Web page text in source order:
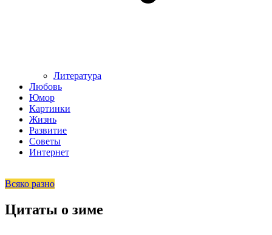
Литература
Любовь
Юмор
Картинки
Жизнь
Развитие
Советы
Интернет
Всяко разно
Цитаты о зиме